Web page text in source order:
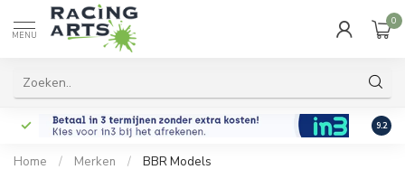
MENU
0
9.2
Home / Merken / BBR Models